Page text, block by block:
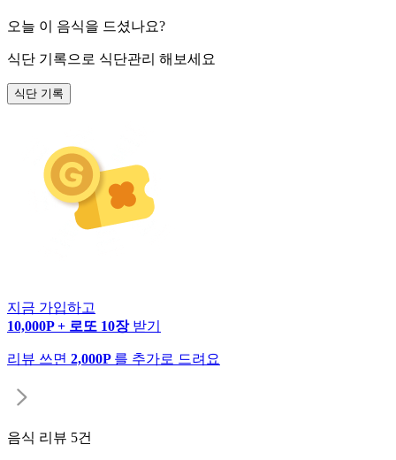
오늘 이 음식을 드셨나요?
식단 기록으로 식단관리 해보세요
식단 기록
지금 가입하고
10,000P + 로또 10장 받기
리뷰 쓰면 2,000P 를 추가로 드려요
음식 리뷰 5건